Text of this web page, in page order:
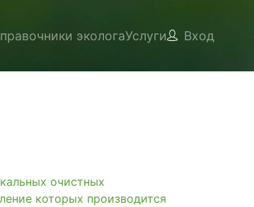
экологаУслуги Вход
очистных
которых производится